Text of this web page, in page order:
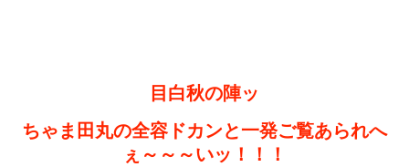
目白秋の陣ッ
ちゃま田丸の全容ドカンと一発ご覧あられへ
ぇ～～～いッ！！！